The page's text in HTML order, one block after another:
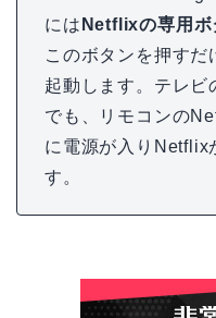
には Netflixの専用ボ
このボタンを押す
起動します。テレビ
でも、リモコンの
に電源が入りNetflix
す。